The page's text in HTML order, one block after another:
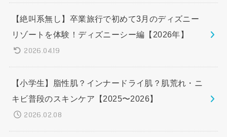
【絶叫系無し】卒業旅行で初めて3月のディズニー
リゾートを体験！ディズニーシー編【2026年】
2026.04.19
【小学生】脂性肌？インナードライ肌？肌荒れ・ニ
キビ普段のスキンケア【2025〜2026】
2026.02.08